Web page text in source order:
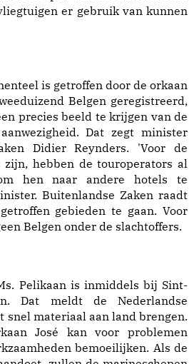
er gebruik van kunnen
is getroffen door de orkaan
Belgen geregistreerd,
precies beeld te krijgen van de
Dat zegt minister
Didier Reynders. 'Voor de
hebben de touroperators al
hen naar andere hotels te
Buitenlandse Zaken raadt
gebieden te gaan. Voor
Belgen onder de slachtoffers.
Pelikaan is inmiddels bij Sint-
Dat meldt de Nederlandse
snel materiaal aan land brengen.
José kan voor problemen
bemoeilijken. Als de